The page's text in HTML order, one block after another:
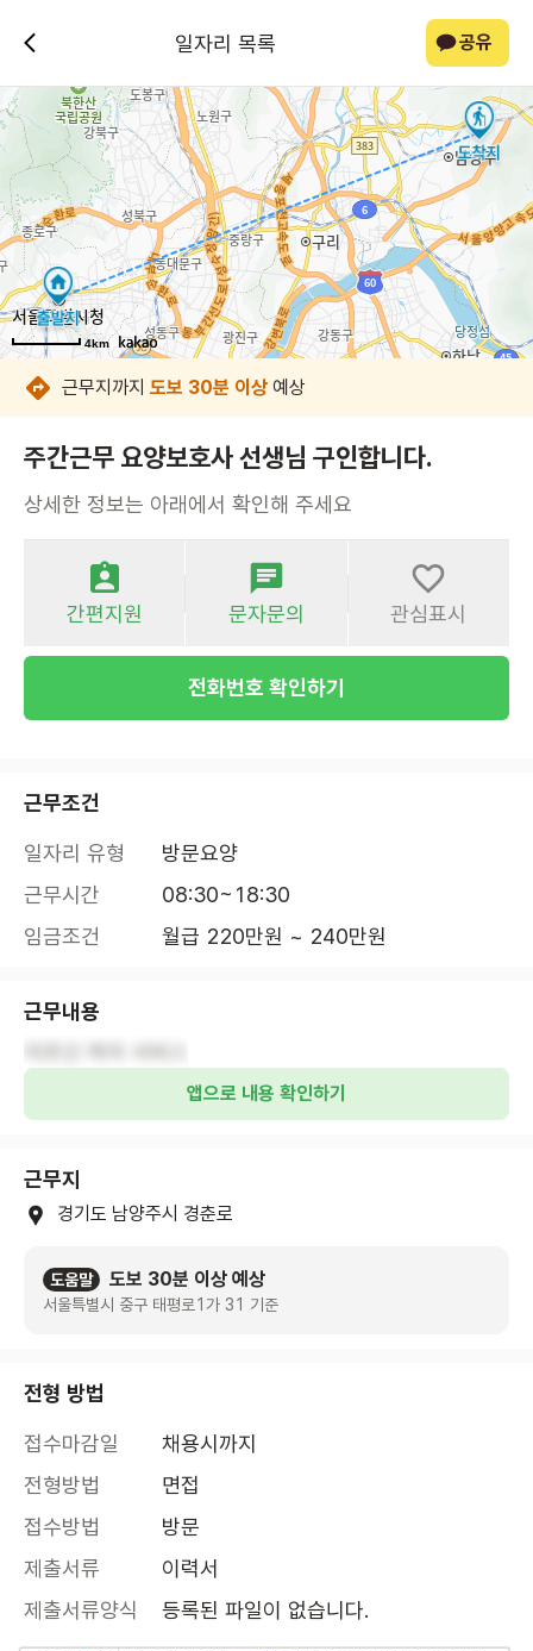
일자리 목록 공유
4km
4km
4km
4km
4km
4km
4km
4km
근무지까지 도보 30분 이상 예상
주간근무 요양보호사 선생님 구인합니다.
상세한 정보는 아래에서 확인해 주세요
간편지원 문자문의 관심표시
전화번호 확인하기
근무조건
일자리 유형
방문요양
근무시간
08:30~18:30
임금조건
월급 220만원 ~ 240만원
근무내용
앱으로 내용 확인하기
근무지
경기도 남양주시 경춘로
도움말 도보 30분 이상 예상
서울특별시 중구 태평로1가 31 기준
전형 방법
접수마감일
채용시까지
전형방법
면접
접수방법
방문
제출서류
이력서
제출서류양식
등록된 파일이 없습니다.